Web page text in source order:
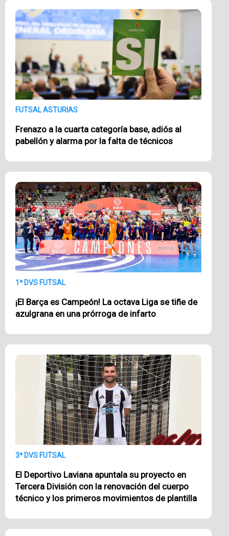
FUTSAL ASTURIAS
Frenazo a la cuarta categoría base, adiós al
pabellón y alarma por la falta de técnicos
1ª DVS FUTSAL
¡El Barça es Campeón! La octava Liga se tiñe de
azulgrana en una prórroga de infarto
3ª DVS FUTSAL
El Deportivo Laviana apuntala su proyecto en
Tercera División con la renovación del cuerpo
técnico y los primeros movimientos de plantilla